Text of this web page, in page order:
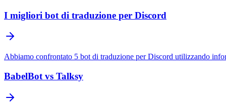
I migliori bot di traduzione per Discord
Abbiamo confrontato 5 bot di traduzione per Discord utilizzando
BabelBot vs Talksy